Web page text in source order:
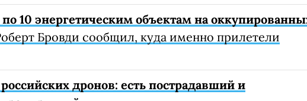
10 энергетическим объектам на
Бровди сообщил, куда именно прилетели
дронов: есть пострадавший и